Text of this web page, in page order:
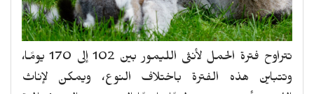
تتراوح فترة الحمل لأنثى الليمور بين 102 إلى 170 يومًا،
وتتباين هذه الفترة باختلاف النوع، ويمكن لإناث